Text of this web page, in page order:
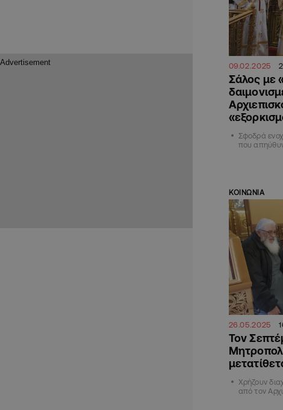
09.02.2025
Σάλος με
Σφοδρά
που
ΚΟΙΝΩΝΙΑ
26.05.2025
Τον
Χρήζουν
από τον